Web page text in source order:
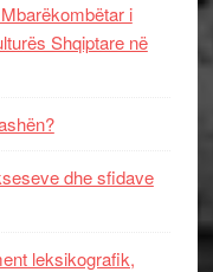
i
Shqiptare në
dhe sfidave
leksikografik,